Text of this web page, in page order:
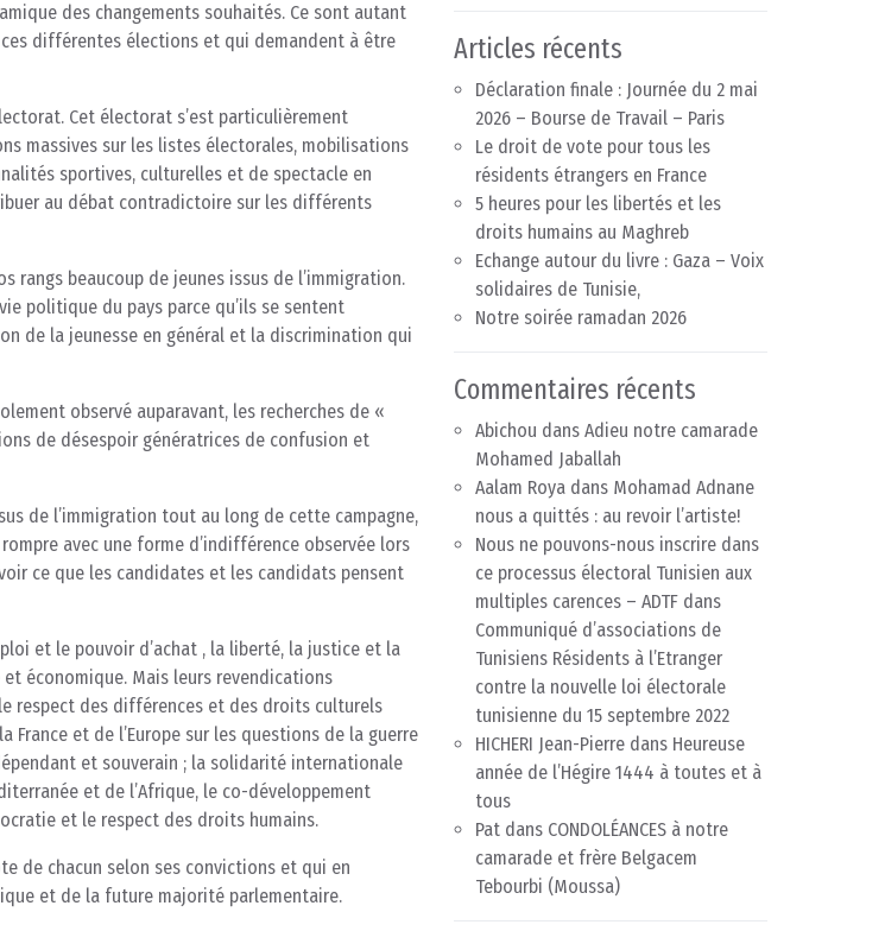
des changements souhaités. Ce sont autant
différentes élections et qui demandent à être
Cet électorat s’est particulièrement
massives sur les listes électorales, mobilisations
sportives, culturelles et de spectacle en
au débat contradictoire sur les différents
rangs beaucoup de jeunes issus de l’immigration.
politique du pays parce qu’ils se sentent
de la jeunesse en général et la discrimination qui
observé auparavant, les recherches de «
de désespoir génératrices de confusion et
de l’immigration tout au long de cette campagne,
avec une forme d’indifférence observée lors
ce que les candidates et les candidats pensent
et le pouvoir d’achat , la liberté, la justice et la
économique. Mais leurs revendications
respect des différences et des droits culturels
et de l’Europe sur les questions de la guerre
et souverain ; la solidarité internationale
et de l’Afrique, le co-développement
et le respect des droits humains.
de chacun selon ses convictions et qui en
et de la future majorité parlementaire.
Articles récents
Déclaration finale : Journée du 2 mai
2026 – Bourse de Travail – Paris
Le droit de vote pour tous les
résidents étrangers en France
5 heures pour les libertés et les
droits humains au Maghreb
Echange autour du livre : Gaza – Voix
solidaires de Tunisie,
Notre soirée ramadan 2026
Commentaires récents
Abichou dans Adieu notre camarade
Mohamed Jaballah
Aalam Roya dans Mohamad Adnane
nous a quittés : au revoir l’artiste!
Nous ne pouvons-nous inscrire dans
ce processus électoral Tunisien aux
multiples carences – ADTF dans
Communiqué d’associations de
Tunisiens Résidents à l’Etranger
contre la nouvelle loi électorale
tunisienne du 15 septembre 2022
HICHERI Jean-Pierre dans Heureuse
année de l’Hégire 1444 à toutes et à
tous
Pat dans CONDOLÉANCES à notre
camarade et frère Belgacem
Tebourbi (Moussa)